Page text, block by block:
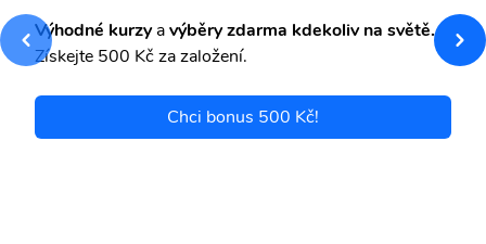
Výhodné kurzyavýběry zdarma kdekoliv na světě.
Získejte 500 Kč za založení.
Chci bonus 500 Kč!